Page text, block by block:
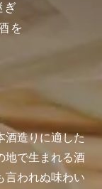
ぎ
を
酒造りに適した
地で生まれる酒
言われぬ味わい